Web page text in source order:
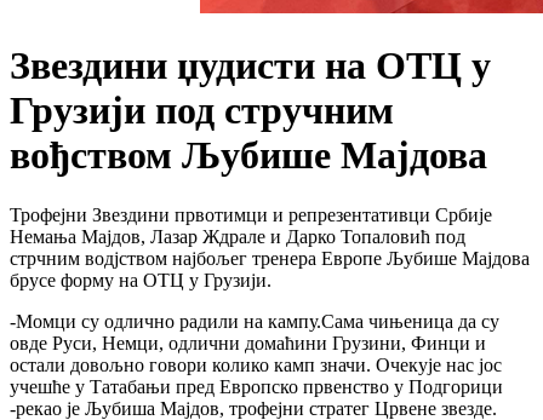
Звездини џудисти на ОТЦ у
Грузији под стручним
вођством Љубише Мајдова
Трофејни Звездини првотимци и репрезентативци Србије
Немања Мајдов, Лазар Ждрале и Дарко Топаловић под
стрчним водјством најбољег тренера Европе Љубише Мајдова
брусе форму на ОТЦ у Грузији.
-Момци су одлично радили на кампу.Сама чињеница да су
овде Руси, Немци, одлични домаћини Грузини, Финци и
остали довољно говори колико камп значи. Очекује нас јос
учешће у Татабањи пред Европско првенство у Подгорици
-рекао је Љубиша Мајдов, трофејни стратег Црвене звезде.